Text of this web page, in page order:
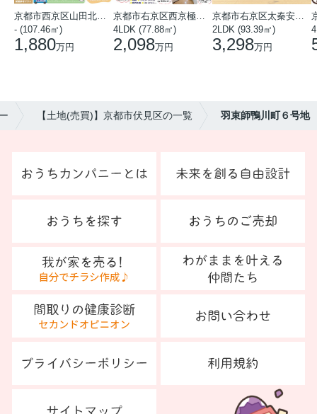
- (107.46㎡)
1,880万円
4LDK (77.88㎡)
2,098万円
2LDK (93.39㎡)
3,298万円
【土地(売買)】京都市伏見区の一覧 羽束師鴨川町６号地